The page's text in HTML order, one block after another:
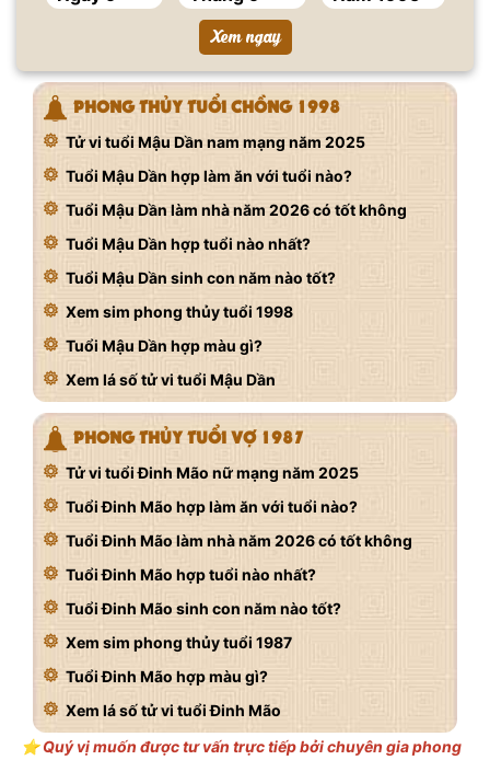
PHONG THỦY TUỔI CHỒNG 1998
Tử vi tuổi Mậu Dần nam mạng năm 2025
Tuổi Mậu Dần hợp làm ăn với tuổi nào?
Tuổi Mậu Dần làm nhà năm 2026 có tốt không
Tuổi Mậu Dần hợp tuổi nào nhất?
Tuổi Mậu Dần sinh con năm nào tốt?
Xem sim phong thủy tuổi 1998
Tuổi Mậu Dần hợp màu gì?
Xem lá số tử vi tuổi Mậu Dần
PHONG THỦY TUỔI VỢ 1987
Tử vi tuổi Đinh Mão nữ mạng năm 2025
Tuổi Đinh Mão hợp làm ăn với tuổi nào?
Tuổi Đinh Mão làm nhà năm 2026 có tốt không
Tuổi Đinh Mão hợp tuổi nào nhất?
Tuổi Đinh Mão sinh con năm nào tốt?
Xem sim phong thủy tuổi 1987
Tuổi Đinh Mão hợp màu gì?
Xem lá số tử vi tuổi Đinh Mão
⭐️ Quý vị muốn được tư vấn trực tiếp bởi chuyên gia phong